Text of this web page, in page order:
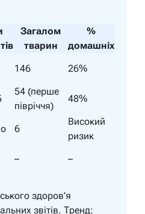
Загалом
тварин
%
домашніх
146
26%
54 (перше
півріччя)
48%
6
Високий
ризик
– –
здоров’я
звітів. Тренд: